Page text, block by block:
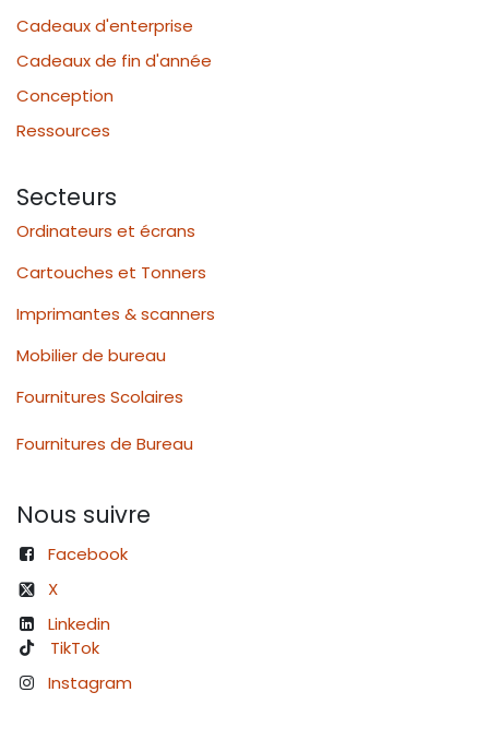
Cadeaux d'enterprise
Cadeaux de fin d'année
Conception
Ressources
Secteurs
Ordinateurs et écrans
Cartouches et Tonners
Imprimantes & scanners
Mobilier de bureau
Fournitures Scolaires
Fournitures de Bureau
Nous suivre
Facebook
X
Linkedin
TikTok
Instagram